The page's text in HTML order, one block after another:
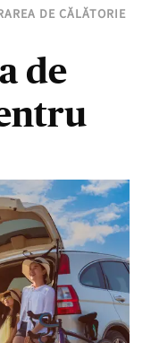
DE CĂLĂTORIE
de